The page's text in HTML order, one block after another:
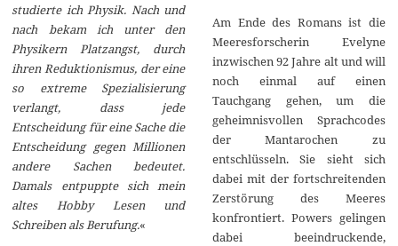
studierte ich Physik. Nach und
nach bekam ich unter den
Physikern Platzangst, durch
ihren Reduktionismus, der eine
so extreme Spezialisierung
verlangt, dass jede
Entscheidung für eine Sache die
Entscheidung gegen Millionen
andere Sachen bedeutet.
Damals entpuppte sich mein
altes Hobby Lesen und
Schreiben als Berufung.«
Am Ende des Romans ist die
Meeresforscherin Evelyne
inzwischen 92 Jahre alt und will
noch einmal auf einen
Tauchgang gehen, um die
geheimnisvollen Sprachcodes
der Mantarochen zu
entschlüsseln. Sie sieht sich
dabei mit der fortschreitenden
Zerstörung des Meeres
konfrontiert. Powers gelingen
dabei beeindruckende,